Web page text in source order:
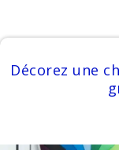
Décorez une